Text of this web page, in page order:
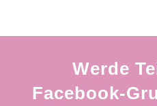
Werde
Facebook-